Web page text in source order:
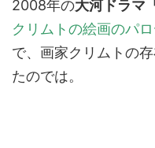
2008年の大河ドラマ
クリムトの絵画のパロ
で、画家クリムトの
たのでは。